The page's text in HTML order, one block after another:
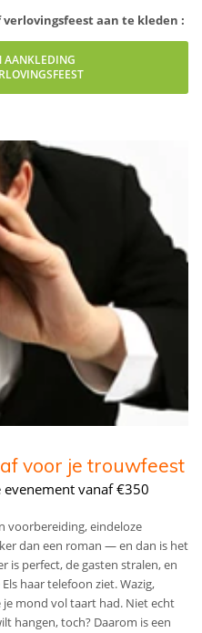
aan te kleden :
AANKLEDING
voor je trouwfeest
vanaf €350
voorbereiding, eindeloze
dan een roman — en dan is het
is perfect, de gasten stralen, en
haar telefoon ziet. Wazig,
mond vol taart had. Niet echt
hangen, toch? Daarom is een